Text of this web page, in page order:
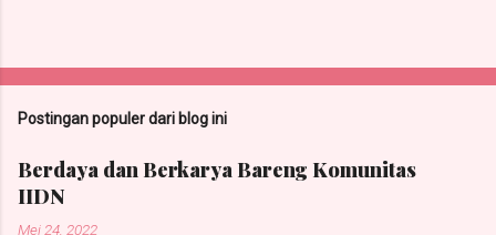
t
g
K
Postingan populer dari blog ini
Berdaya dan Berkarya Bareng Komunitas
IIDN
Mei 24, 2022